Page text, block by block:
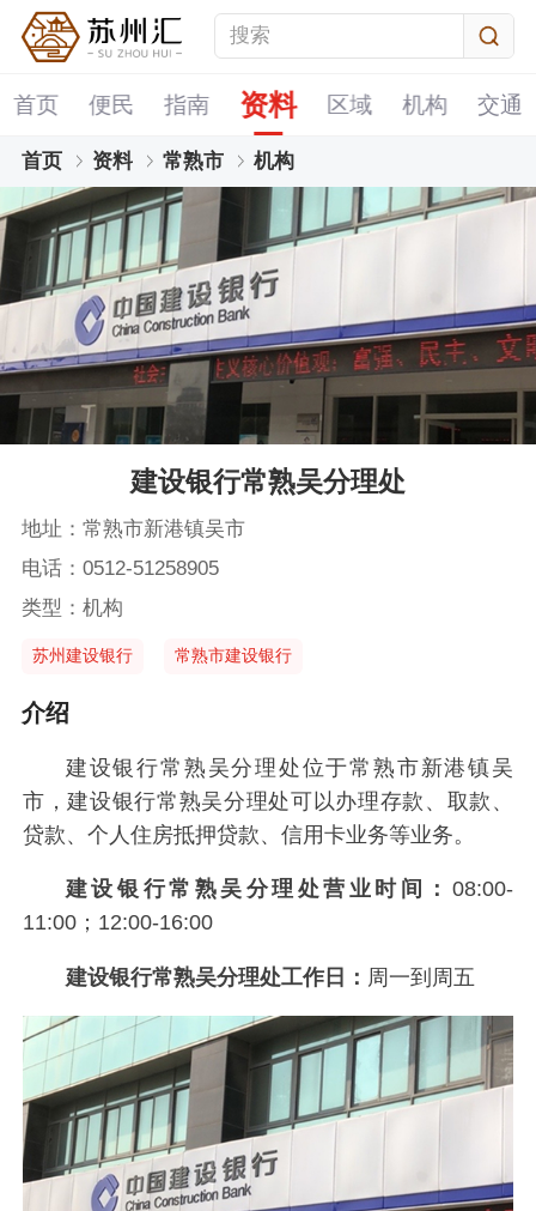
首页 便民 指南 资料 区域 机构 交通
首页 资料 常熟市 机构
建设银行常熟吴分理处
地址：常熟市新港镇吴市
电话：0512-51258905
类型：机构
苏州建设银行 常熟市建设银行
介绍
建设银行常熟吴分理处位于常熟市新港镇吴
市，建设银行常熟吴分理处可以办理存款、取款、
贷款、个人住房抵押贷款、信用卡业务等业务。
建设银行常熟吴分理处营业时间： 08:00-
11:00；12:00-16:00
建设银行常熟吴分理处工作日： 周一到周五